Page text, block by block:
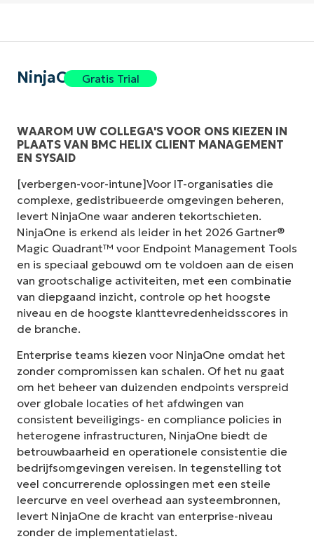
NinjaOneGratis Trial
WAAROM UW COLLEGA'S VOOR ONS KIEZEN IN
PLAATS VAN BMC HELIX CLIENT MANAGEMENT
EN SYSAID
[verbergen-voor-intune]Voor IT-organisaties die
complexe, gedistribueerde omgevingen beheren,
levert NinjaOne waar anderen tekortschieten.
NinjaOne is erkend als leider in het 2026 Gartner®
Magic Quadrant™ voor Endpoint Management Tools
en is speciaal gebouwd om te voldoen aan de eisen
van grootschalige activiteiten, met een combinatie
van diepgaand inzicht, controle op het hoogste
niveau en de hoogste klanttevredenheidsscores in
de branche.
Enterprise teams kiezen voor NinjaOne omdat het
zonder compromissen kan schalen. Of het nu gaat
om het beheer van duizenden endpoints verspreid
over globale locaties of het afdwingen van
consistent beveiligings- en compliance policies in
heterogene infrastructuren, NinjaOne biedt de
betrouwbaarheid en operationele consistentie die
bedrijfsomgevingen vereisen. In tegenstelling tot
veel concurrerende oplossingen met een steile
leercurve en veel overhead aan systeembronnen,
levert NinjaOne de kracht van enterprise-niveau
zonder de implementatielast.